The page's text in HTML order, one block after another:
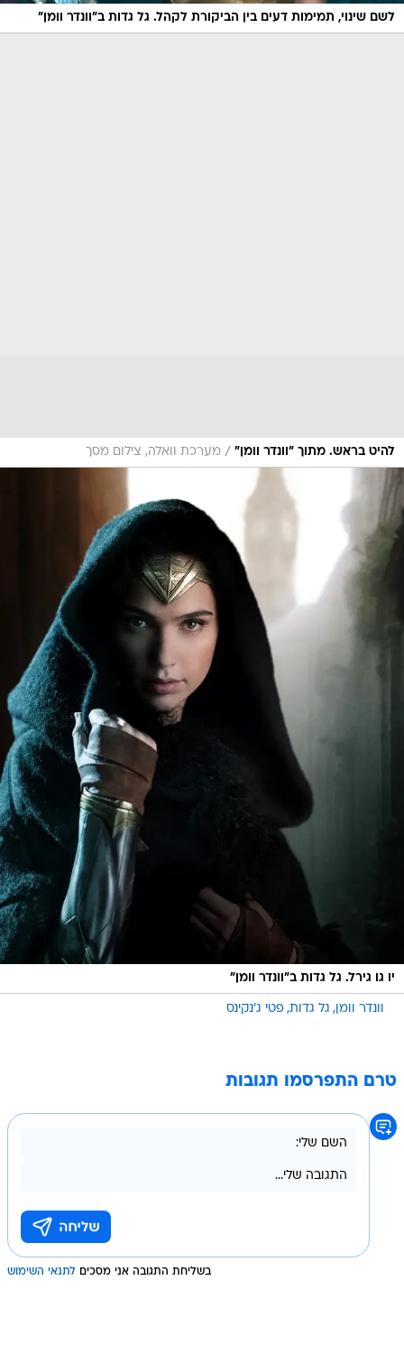
לשם שינוי, תמימות דעים בין הביקורת לקהל. גל גדות ב"וונדר וומן"
להיט בראש. מתוך "וונדר וומן" / מערכת וואלה, צילום מסך
יו גו גירל. גל גדות ב"וונדר וומן"
וונדר וומן גל גדות פטי ג'נקינס
טרם התפרסמו תגובות
בשליחת התגובה אני מסכים לתנאי השימוש